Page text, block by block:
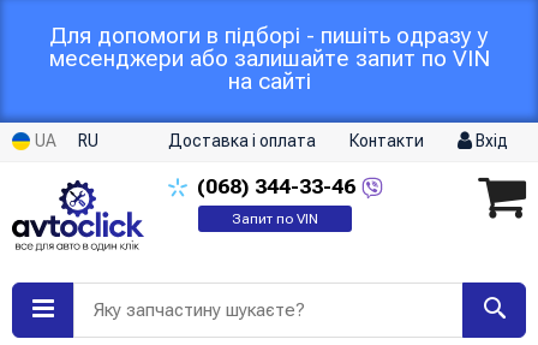
Для допомоги в підборі - пишіть одразу у
месенджери або залишайте запит по VIN
на сайті
UA RU Доставка і оплата Контакти Вхід
(068) 344-33-46
Запит по VIN
Яку запчастину шукаєте?